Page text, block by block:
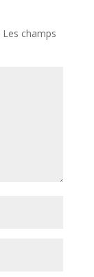
Les champs